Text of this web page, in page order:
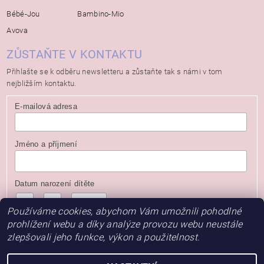
Bébé-Jou
Avova
Bambino-Mio
ZŮSTAŇTE V KONTAKTU
Přihlašte se k odběru newsletteru a zůstaňte tak s námi v tom
nejbližším kontaktu.
E-mailová adresa
Jméno a příjmení
Datum narození dítěte
Používáme cookies, abychom Vám umožnili pohodlné
prohlížení webu a díky analýze provozu webu neustále
zlepšovali jeho funkce, výkon a použitelnost.